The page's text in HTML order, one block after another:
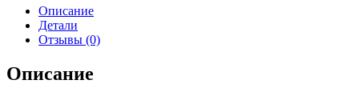
Описание
Детали
Отзывы (0)
Описание